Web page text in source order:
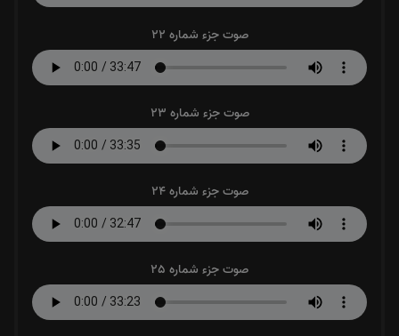
صوت جزء شماره 22
صوت جزء شماره 23
صوت جزء شماره 24
صوت جزء شماره 25